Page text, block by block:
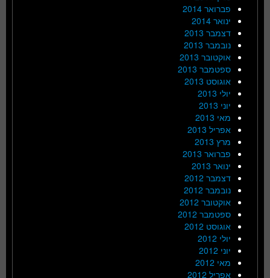
פברואר 2014
ינואר 2014
דצמבר 2013
נובמבר 2013
אוקטובר 2013
ספטמבר 2013
אוגוסט 2013
יולי 2013
יוני 2013
מאי 2013
אפריל 2013
מרץ 2013
פברואר 2013
ינואר 2013
דצמבר 2012
נובמבר 2012
אוקטובר 2012
ספטמבר 2012
אוגוסט 2012
יולי 2012
יוני 2012
מאי 2012
אפריל 2012